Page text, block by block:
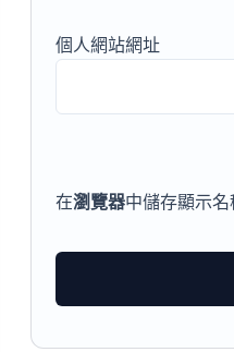
個人網站網址
在瀏覽器中儲存顯示